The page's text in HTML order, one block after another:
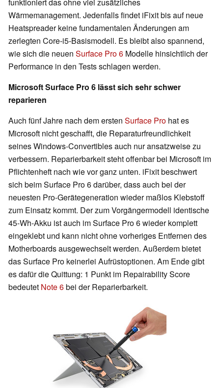
Wärmemanagement. Jedenfalls findet iFixit bis auf neue
Heatspreader keine fundamentalen Änderungen am
zerlegten Core-i5-Basismodell. Es bleibt also spannend,
wie sich die neuen Surface Pro 6 Modelle hinsichtlich der
Performance in den Tests schlagen werden.
Microsoft Surface Pro 6 lässt sich sehr schwer
reparieren
Auch fünf Jahre nach dem ersten Surface Pro hat es
Microsoft nicht geschafft, die Reparaturfreundlichkeit
seines Windows-Convertibles auch nur ansatzweise zu
verbessern. Reparierbarkeit steht offenbar bei Microsoft im
Pflichtenheft nach wie vor ganz unten. iFixit beschwert
sich beim Surface Pro 6 darüber, dass auch bei der
neuesten Pro-Gerätegeneration wieder maßlos Klebstoff
zum Einsatz kommt. Der zum Vorgängermodell identische
45-Wh-Akku ist auch im Surface Pro 6 wieder komplett
eingeklebt und kann nicht ohne vorheriges Entfernen des
Motherboards ausgewechselt werden. Außerdem bietet
das Surface Pro keinerlei Aufrüstoptionen. Am Ende gibt
es dafür die Quittung: 1 Punkt im Repairability Score
bedeutet Note 6bei der Reparierbarkeit.